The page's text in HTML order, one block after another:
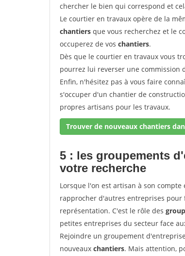
chercher le bien qui correspond et
Le courtier en travaux opère de la
chantiers que vous recherchez et le
occuperez de vos chantiers.
Dès que le courtier en travaux vous
pourrez lui reverser une commission
Enfin, n'hésitez pas à vous faire
s'occuper d'un chantier de
propres artisans pour les travaux.
Trouver de nouveaux chantiers
5 : les groupements
votre recherche
Lorsque l'on est artisan à son
rapprocher d'autres entreprises
représentation. C'est le rôle des
petites entreprises du secteur face
Rejoindre un groupement
nouveaux chantiers. Mais attention,